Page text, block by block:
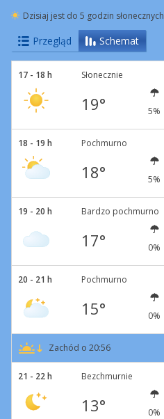
Dzisiaj jest do 5 godzin słonecznych
Przegląd Schemat
17 - 18 h Słonecznie
19° 5%
18 - 19 h Pochmurno
18° 5%
19 - 20 h Bardzo pochmurno
17° 0%
20 - 21 h Pochmurno
15° 0%
Zachód o 20:56
21 - 22 h Bezchmurnie
13° 0%